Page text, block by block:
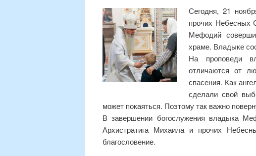
Сегодня, 21
прочих Небесных
Мефодий
храме. Владыке
На проповеди
отличаются от
спасения. Как
сделали свой
может покаяться. Поэтому так важно
В завершении богослужения владыка
Архистратига Михаила и прочих
благословение.